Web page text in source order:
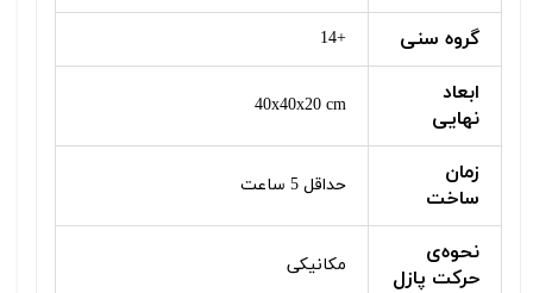
گروه سنی +14
ابعاد
نهایی
40x40x20 cm
زمان
ساخت
حداقل 5 ساعت
نحوه‌ی
حرکت پازل
مکانیکی